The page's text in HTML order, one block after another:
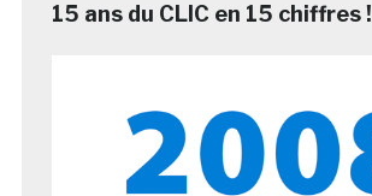
15 ans du CLIC en 15 chiffres !